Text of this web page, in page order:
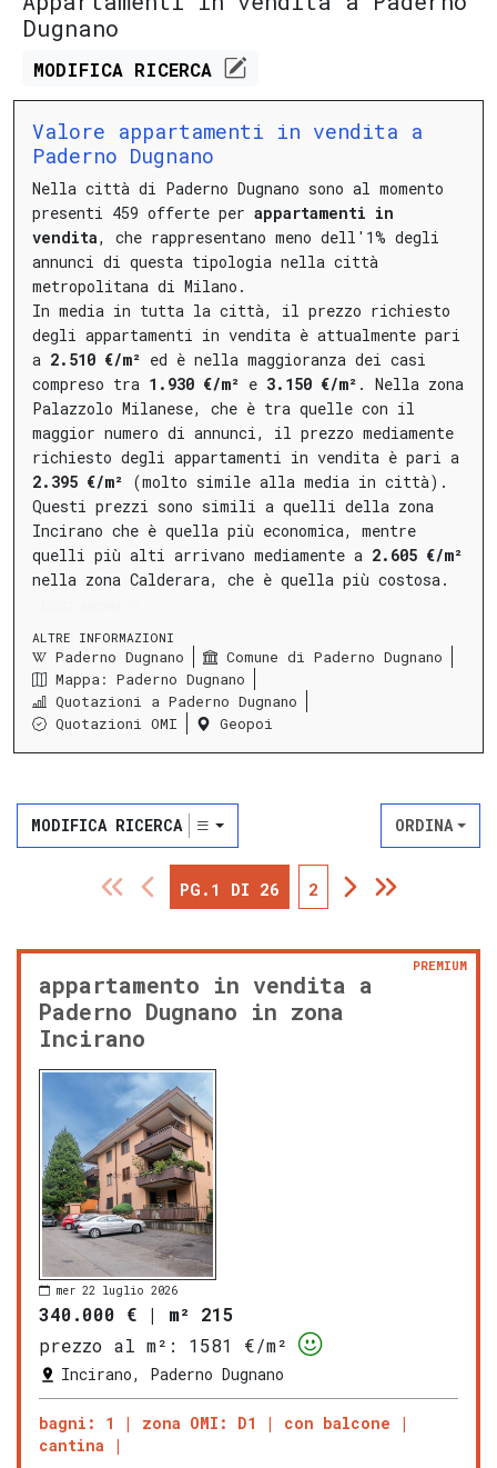
Dugnano
MODIFICA RICERCA
Valore appartamenti in vendita a
Paderno Dugnano
Nella città di Paderno Dugnano sono al momento
presenti 459 offerte per appartamenti in
vendita, che rappresentano meno dell'1% degli
annunci di questa tipologia nella città
metropolitana di Milano.
In media in tutta la città, il prezzo richiesto
degli appartamenti in vendita è attualmente pari
a 2.510 €/m² ed è nella maggioranza dei casi
compreso tra 1.930 €/m² e 3.150 €/m² . Nella zona
Palazzolo Milanese, che è tra quelle con il
maggior numero di annunci, il prezzo mediamente
richiesto degli appartamenti in vendita è pari a
2.395 €/m² (molto simile alla media in città).
Questi prezzi sono simili a quelli della zona
Incirano che è quella più economica, mentre
quelli più alti arrivano mediamente a 2.605 €/m²
nella zona Calderara, che è quella più costosa.
ALTRE INFORMAZIONI
Paderno Dugnano
Comune di Paderno Dugnano
Mappa: Paderno Dugnano
Quotazioni a Paderno Dugnano
Quotazioni OMI
Geopoi
MODIFICA RICERCA ORDINA
PG.1 DI 26 2
appartamento in vendita a
Paderno Dugnano in zona
Incirano
PREMIUM
mer 22 luglio 2026
340.000 € | m² 215
prezzo al m²:
1581 €/m²
Incirano, Paderno Dugnano
bagni: 1 zona OMI: D1
con balcone
cantina